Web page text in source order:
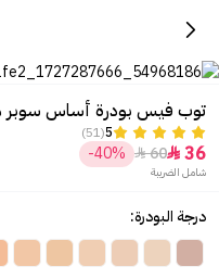
توب فيس بودرة أساس سوبر ماتش
5
(51)
36

60

-40%
شامل الضريبة
درجة البودرة: